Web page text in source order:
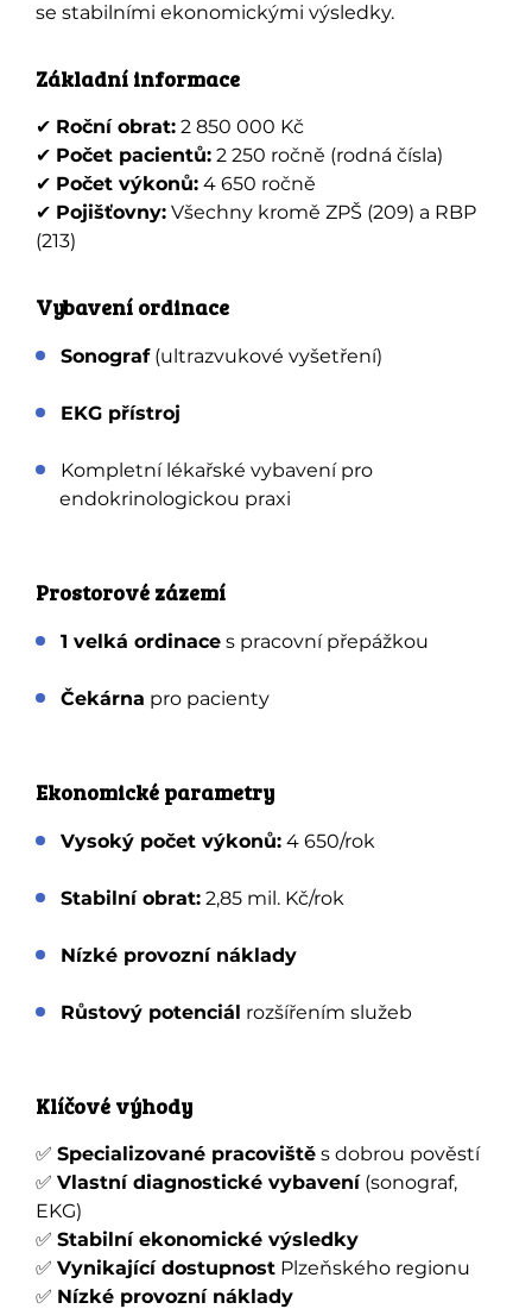
se stabilními ekonomickými výsledky.
Základní informace
✔ Roční obrat: 2 850 000 Kč
✔ Počet pacientů: 2 250 ročně (rodná čísla)
✔ Počet výkonů: 4 650 ročně
✔ Pojišťovny: Všechny kromě ZPŠ (209) a RBP
(213)
Vybavení ordinace
Sonograf(ultrazvukové vyšetření)
EKG přístroj
Kompletní lékařské vybavení pro
endokrinologickou praxi
Prostorové zázemí
1 velká ordinace s pracovní přepážkou
Čekárna pro pacienty
Ekonomické parametry
Vysoký počet výkonů: 4 650/rok
Stabilní obrat: 2,85 mil. Kč/rok
Nízké provozní náklady
Růstový potenciál rozšířením služeb
Klíčové výhody
✅ Specializované pracoviště s dobrou pověstí
✅ Vlastní diagnostické vybavení(sonograf,
EKG)
✅ Stabilní ekonomické výsledky
✅ Vynikající dostupnost Plzeňského regionu
✅ Nízké provozní náklady